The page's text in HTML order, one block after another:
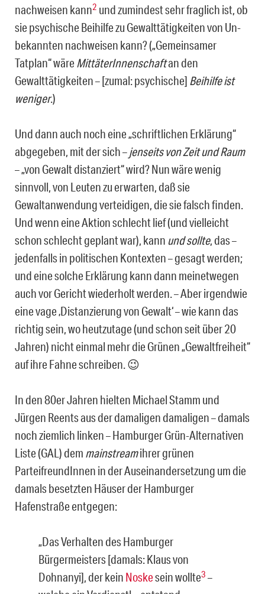
nachweisen kann2 und zumindest sehr fraglich ist, ob
sie psychische Beihilfe zu Gewalttätigkeiten von Un­
bekannten nachweisen kann? („Gemeinsamer
Tatplan“ wäreMittäterInnenschaftan den
Gewalttätigkeiten – [zumal: psychische] Beihilfe ist
weniger.)
Und dann auch noch eine „schriftlichen Erklärung“
abgegeben, mit der sich –jenseits von Zeit und Raum
– „von Gewalt distanziert“ wird? Nun wäre wenig
sinnvoll, von Leu­ten zu erwarten, daß sie
Gewaltanwendung verteidigen, die sie falsch finden.
Und wenn eine Aktion schlecht lief (und vielleicht
schon schlecht geplant war), kann und sollte, das –
jedenfalls in politischen Kontexten – gesagt werden;
und eine solche Erklärung kann dann meinetwegen
auch vor Gericht wiederholt werden. – Aber irgendwie
eine vage ‚Di­stanzierung von Gewalt‘ – wie kann das
richtig sein, wo heutzutage (und schon seit über 20
Jahren) nicht einmal mehr die Grünen „Gewaltfreiheit“
auf ihre Fahne schrei­ben. 😉
In den 80er Jahren hielten Michael Stamm und
Jürgen Reents aus der damaligen damaligen – damals
noch ziemlich linken – Ham­burger Grün-Alternativen
Liste (GAL) dem mainstreamihrer grünen
ParteifreundInnen in der Auseinandersetzung um die
damals besetzten Häuser der Hamburger
Hafenstraße entgegen:
„Das Verhalten des Hamburger
Bürgermeisters [damals: Klaus von
Dohnanyi], der kein Noskesein wollte3 –